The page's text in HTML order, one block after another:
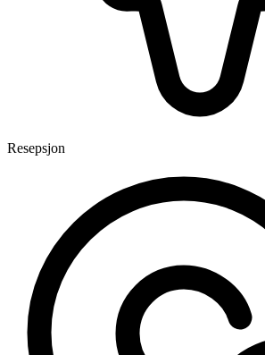
Resepsjon